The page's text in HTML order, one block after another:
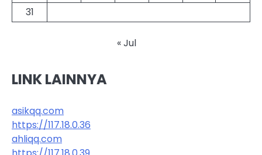
31
« Jul
LINK LAINNYA
asikqq.com
https://117.18.0.36
ahliqq.com